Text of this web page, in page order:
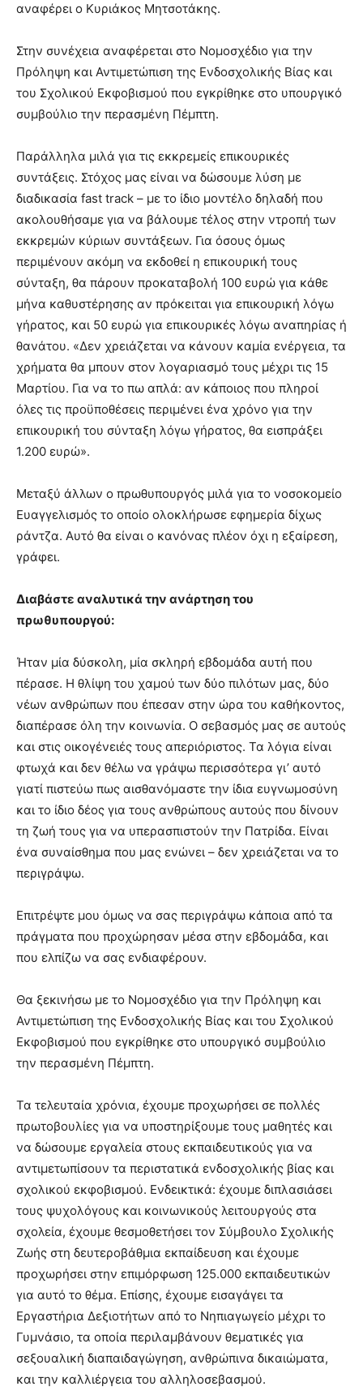
αναφέρει ο Κυριάκος Μητσοτάκης.
Στην συνέχεια αναφέρεται στο Νομοσχέδιο για την
Πρόληψη και Αντιμετώπιση της Ενδοσχολικής Βίας και
του Σχολικού Εκφοβισμού που εγκρίθηκε στο υπουργικό
συμβούλιο την περασμένη Πέμπτη.
Παράλληλα μιλά για τις εκκρεμείς επικουρικές
συντάξεις. Στόχος μας είναι να δώσουμε λύση με
διαδικασία fast track – με το ίδιο μοντέλο δηλαδή που
ακολουθήσαμε για να βάλουμε τέλος στην ντροπή των
εκκρεμών κύριων συντάξεων. Για όσους όμως
περιμένουν ακόμη να εκδοθεί η επικουρική τους
σύνταξη, θα πάρουν προκαταβολή 100 ευρώ για κάθε
μήνα καθυστέρησης αν πρόκειται για επικουρική λόγω
γήρατος, και 50 ευρώ για επικουρικές λόγω αναπηρίας ή
θανάτου. «Δεν χρειάζεται να κάνουν καμία ενέργεια, τα
χρήματα θα μπουν στον λογαριασμό τους μέχρι τις 15
Μαρτίου. Για να το πω απλά: αν κάποιος που πληροί
όλες τις προϋποθέσεις περιμένει ένα χρόνο για την
επικουρική του σύνταξη λόγω γήρατος, θα εισπράξει
1.200 ευρώ».
Μεταξύ άλλων ο πρωθυπουργός μιλά για το νοσοκομείο
Ευαγγελισμός το οποίο ολοκλήρωσε εφημερία δίχως
ράντζα. Αυτό θα είναι ο κανόνας πλέον όχι η εξαίρεση,
γράφει.
Διαβάστε αναλυτικά την ανάρτηση του
πρωθυπουργού:
Ήταν μία δύσκολη, μία σκληρή εβδομάδα αυτή που
πέρασε. Η θλίψη του χαμού των δύο πιλότων μας, δύο
νέων ανθρώπων που έπεσαν στην ώρα του καθήκοντος,
διαπέρασε όλη την κοινωνία. Ο σεβασμός μας σε αυτούς
και στις οικογένειές τους απεριόριστος. Τα λόγια είναι
φτωχά και δεν θέλω να γράψω περισσότερα γι’ αυτό
γιατί πιστεύω πως αισθανόμαστε την ίδια ευγνωμοσύνη
και το ίδιο δέος για τους ανθρώπους αυτούς που δίνουν
τη ζωή τους για να υπερασπιστούν την Πατρίδα. Είναι
ένα συναίσθημα που μας ενώνει – δεν χρειάζεται να το
περιγράψω.
Επιτρέψτε μου όμως να σας περιγράψω κάποια από τα
πράγματα που προχώρησαν μέσα στην εβδομάδα, και
που ελπίζω να σας ενδιαφέρουν.
Θα ξεκινήσω με το Νομοσχέδιο για την Πρόληψη και
Αντιμετώπιση της Ενδοσχολικής Βίας και του Σχολικού
Εκφοβισμού που εγκρίθηκε στο υπουργικό συμβούλιο
την περασμένη Πέμπτη.
Τα τελευταία χρόνια, έχουμε προχωρήσει σε πολλές
πρωτοβουλίες για να υποστηρίξουμε τους μαθητές και
να δώσουμε εργαλεία στους εκπαιδευτικούς για να
αντιμετωπίσουν τα περιστατικά ενδοσχολικής βίας και
σχολικού εκφοβισμού. Ενδεικτικά: έχουμε διπλασιάσει
τους ψυχολόγους και κοινωνικούς λειτουργούς στα
σχολεία, έχουμε θεσμοθετήσει τον Σύμβουλο Σχολικής
Ζωής στη δευτεροβάθμια εκπαίδευση και έχουμε
προχωρήσει στην επιμόρφωση 125.000 εκπαιδευτικών
για αυτό το θέμα. Επίσης, έχουμε εισαγάγει τα
Εργαστήρια Δεξιοτήτων από το Νηπιαγωγείο μέχρι το
Γυμνάσιο, τα οποία περιλαμβάνουν θεματικές για
σεξουαλική διαπαιδαγώγηση, ανθρώπινα δικαιώματα,
και την καλλιέργεια του αλληλοσεβασμού.